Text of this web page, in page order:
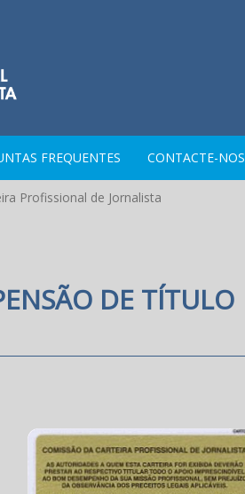
FREQUENTES CONTACTE-NOS
Profissional de Jornalista
DE TÍTULO